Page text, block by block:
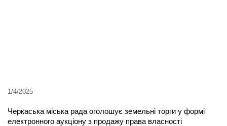
1/4/2025
Черкаська міська рада оголошує земельні торги у формі
електронного аукціону з продажу права власності